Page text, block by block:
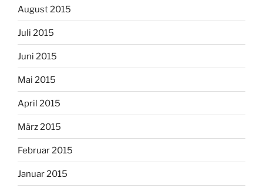
August 2015
Juli 2015
Juni 2015
Mai 2015
April 2015
März 2015
Februar 2015
Januar 2015